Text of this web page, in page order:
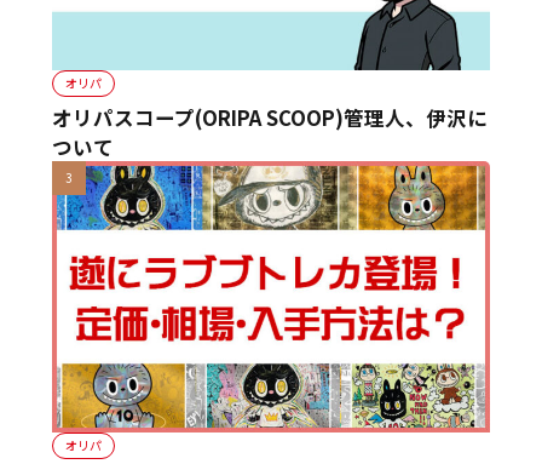
オリパ
オリパスコープ(ORIPA SCOOP)管理人、伊沢に
ついて
オリパ